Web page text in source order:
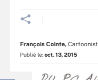
François Cointe, Cartoonist
Publié le: oct. 13, 2015